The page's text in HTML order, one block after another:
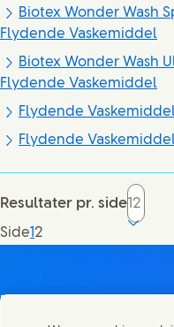
Biotex Wonder Wash
Flydende Vaskemiddel
Biotex Wonder Wash
Flydende Vaskemiddel
Flydende
Flydende
Resultater pr. side
Side1Current page, page
2